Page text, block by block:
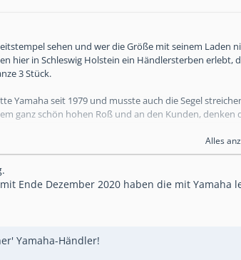
sehen und wer die Größe mit seinem
hier in Schleswig Holstein ein Händlersterben
3 Stück.
Yamaha seit 1979 und musste auch die Segel
ganz schön hohen Roß und an den Kunden, denken
Alles
Ende Dezember 2020 haben die mit Yamaha
Yamaha-Händler!